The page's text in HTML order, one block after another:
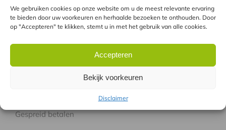
We gebruiken cookies op onze website om u de meest relevante ervaring
te bieden door uw voorkeuren en herhaalde bezoeken te onthouden. Door
op "Accepteren" te klikken, stemt u in met het gebruik van alle cookies.
Accepteren
Bekijk voorkeuren
Disclaimer
Laseren met de GentleLase
Combinatie GentleLASE en Soprano pro
HANDIG
Vergoeding Zorgverzekeraars
Gespreid betalen